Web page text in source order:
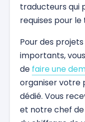
traducteurs qui
requises pour le
Pour des
importants,
de faire une
organiser votre
dédié. Vous
et notre chef